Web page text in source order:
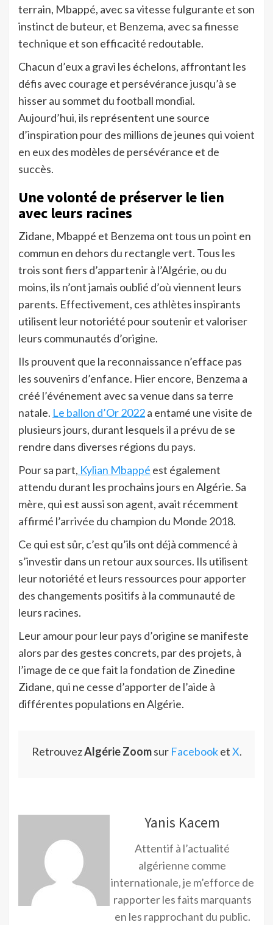
terrain, Mbappé, avec sa vitesse fulgurante et son
instinct de buteur, et Benzema, avec sa finesse
technique et son efficacité redoutable.
Chacun d’eux a gravi les échelons, affrontant les
défis avec courage et persévérance jusqu’à se
hisser au sommet du football mondial.
Aujourd’hui, ils représentent une source
d’inspiration pour des millions de jeunes qui voient
en eux des modèles de persévérance et de
succès.
Une volonté de préserver le lien
avec leurs racines
Zidane, Mbappé et Benzema ont tous un point en
commun en dehors du rectangle vert. Tous les
trois sont fiers d’appartenir à l’Algérie, ou du
moins, ils n’ont jamais oublié d’où viennent leurs
parents. Effectivement, ces athlètes inspirants
utilisent leur notoriété pour soutenir et valoriser
leurs communautés d’origine.
Ils prouvent que la reconnaissance n’efface pas
les souvenirs d’enfance. Hier encore, Benzema a
créé l’événement avec sa venue dans sa terre
natale. Le ballon d’Or 2022a entamé une visite de
plusieurs jours, durant lesquels il a prévu de se
rendre dans diverses régions du pays.
Pour sa part, Kylian Mbappé est également
attendu durant les prochains jours en Algérie. Sa
mère, qui est aussi son agent, avait récemment
affirmé l’arrivée du champion du Monde 2018.
Ce qui est sûr, c’est qu’ils ont déjà commencé à
s’investir dans un retour aux sources. Ils utilisent
leur notoriété et leurs ressources pour apporter
des changements positifs à la communauté de
leurs racines.
Leur amour pour leur pays d’origine se manifeste
alors par des gestes concrets, par des projets, à
l’image de ce que fait la fondation de Zinedine
Zidane, qui ne cesse d’apporter de l’aide à
différentes populations en Algérie.
RetrouvezAlgérie Zoomsur FacebooketX.
Yanis Kacem
Attentif à l’actualité
algérienne comme
internationale, je m’efforce de
rapporter les faits marquants
en les rapprochant du public.